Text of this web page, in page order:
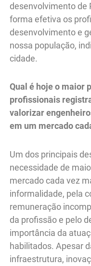
desenvolvimento de
forma efetiva os
desenvolvimento e
nossa população,
cidade.
Qual é hoje o maior
profissionais
valorizar
em um mercado
Um dos principais
necessidade de
mercado cada vez
informalidade, pela
remuneração
da profissão e pelo
importância da
habilitados. Apesar
infraestrutura,